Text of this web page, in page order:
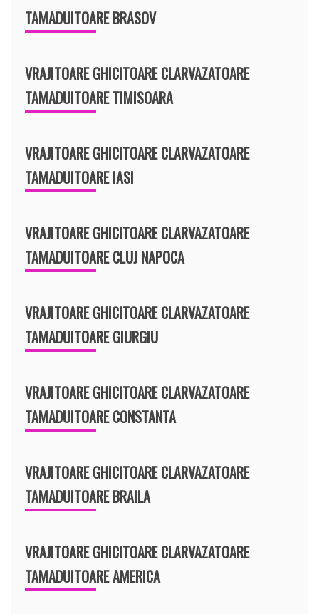
TAMADUITOARE BRASOV
VRAJITOARE GHICITOARE CLARVAZATOARE
TAMADUITOARE TIMISOARA
VRAJITOARE GHICITOARE CLARVAZATOARE
TAMADUITOARE IASI
VRAJITOARE GHICITOARE CLARVAZATOARE
TAMADUITOARE CLUJ NAPOCA
VRAJITOARE GHICITOARE CLARVAZATOARE
TAMADUITOARE GIURGIU
VRAJITOARE GHICITOARE CLARVAZATOARE
TAMADUITOARE CONSTANTA
VRAJITOARE GHICITOARE CLARVAZATOARE
TAMADUITOARE BRAILA
VRAJITOARE GHICITOARE CLARVAZATOARE
TAMADUITOARE AMERICA